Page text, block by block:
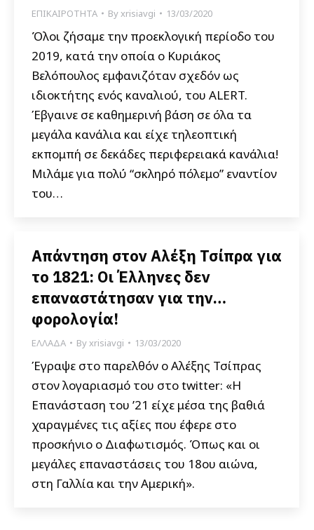
ΕΠΙΚΑΙΡΟΤΗΤΑ Byxrisiavgi 13/03/2020
Όλοι ζήσαμε την προεκλογική περίοδο του
2019, κατά την οποία ο Κυριάκος
Βελόπουλος εμφανιζόταν σχεδόν ως
ιδιοκτήτης ενός καναλιού, του ALERT.
Έβγαινε σε καθημερινή βάση σε όλα τα
μεγάλα κανάλια και είχε τηλεοπτική
εκπομπή σε δεκάδες περιφερειακά κανάλια!
Μιλάμε για πολύ “σκληρό πόλεμο” εναντίον
του…
Απάντηση στον Αλέξη Τσίπρα για
το 1821: Οι Έλληνες δεν
επαναστάτησαν για την…
φορολογία!
ΕΛΛΑΔΑ Byxrisiavgi 13/03/2020
Έγραψε στο παρελθόν ο Αλέξης Τσίπρας
στον λογαριασμό του στο twitter: «Η
Επανάσταση του ’21 είχε μέσα της βαθιά
χαραγμένες τις αξίες που έφερε στο
προσκήνιο ο Διαφωτισμός. Όπως και οι
μεγάλες επαναστάσεις του 18ου αιώνα,
στη Γαλλία και την Αμερική».